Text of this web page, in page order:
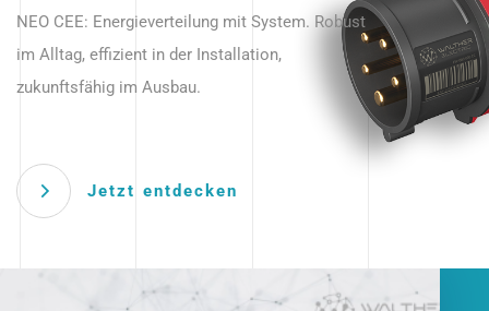
beginnt hier.
NEO CEE: Energieverteilung mit System. Robust
im Alltag, effizient in der Installation,
zukunftsfähig im Ausbau.
Jetzt entdecken
Anwendungen – robust, IP-geschützt und
zukunftsfähig.